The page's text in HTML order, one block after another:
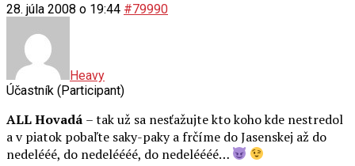
28. júla 2008 o 19:44 #79990
Heavy
Účastník (Participant)
ALL Hovadá – tak už sa nesťažujte kto koho kde nestredol
a v piatok pobaľte saky-paky a frčíme do Jasenskej až do
nedelééé, do nedeléééé, do nedeléééé…